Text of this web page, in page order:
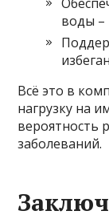
воды –
Всё это в
нагрузку на
вероятность
заболеваний.